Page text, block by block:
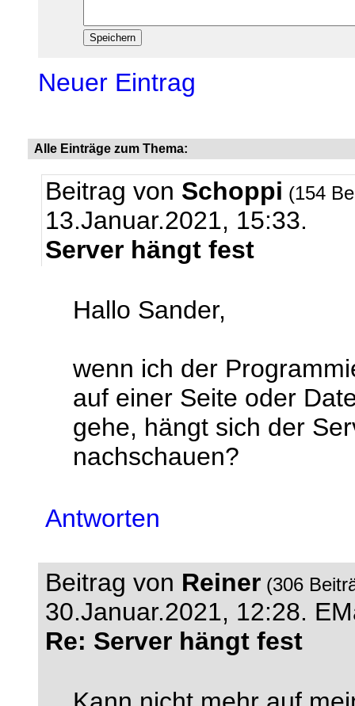
Neuer Eintrag
Alle Einträge zum Thema:
Beitrag von Schoppi (154
13.Januar.2021, 15:33.
Server hängt fest
Hallo Sander,
wenn ich der
auf einer Seite oder
gehe, hängt sich der
nachschauen?
Antworten
Beitrag von Reiner (306
30.Januar.2021, 12:28.
Re: Server hängt fest